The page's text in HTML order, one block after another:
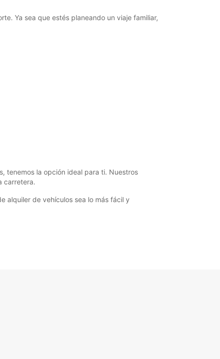
Ya sea que estés planeando un viaje familiar,
tenemos la opción ideal para ti. Nuestros
carretera.
alquiler de vehículos sea lo más fácil y